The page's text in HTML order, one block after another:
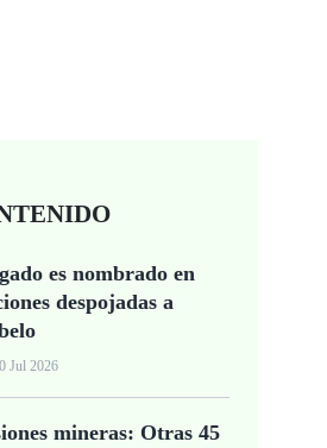
es nombrado en
despojadas a
Jul 2026
mineras: Otras 45